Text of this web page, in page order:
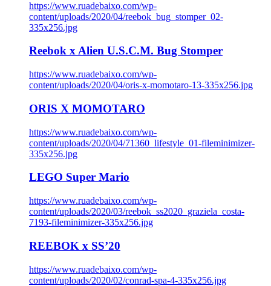
https://www.ruadebaixo.com/wp-
content/uploads/2020/04/reebok_bug_stomper_02-
335x256.jpg
Reebok x Alien U.S.C.M. Bug Stomper
https://www.ruadebaixo.com/wp-
content/uploads/2020/04/oris-x-momotaro-13-335x256.jpg
ORIS X MOMOTARO
https://www.ruadebaixo.com/wp-
content/uploads/2020/04/71360_lifestyle_01-fileminimizer-
335x256.jpg
LEGO Super Mario
https://www.ruadebaixo.com/wp-
content/uploads/2020/03/reebok_ss2020_graziela_costa-
7193-fileminimizer-335x256.jpg
REEBOK x SS’20
https://www.ruadebaixo.com/wp-
content/uploads/2020/02/conrad-spa-4-335x256.jpg